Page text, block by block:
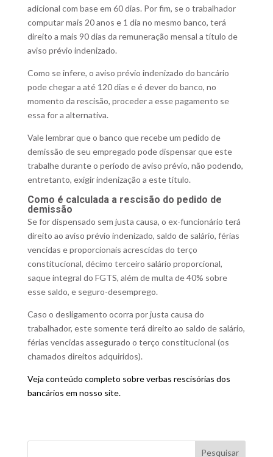
adicional com base em 60 dias. Por fim, se o trabalhador
computar mais 20 anos e 1 dia no mesmo banco, terá
direito a mais 90 dias da remuneração mensal a título de
aviso prévio indenizado.
Como se infere, o aviso prévio indenizado do bancário
pode chegar a até 120 dias e é dever do banco, no
momento da rescisão, proceder a esse pagamento se
essa for a alternativa.
Vale lembrar que o banco que recebe um pedido de
demissão de seu empregado pode dispensar que este
trabalhe durante o período de aviso prévio, não podendo,
entretanto, exigir indenização a este título.
Como é calculada a rescisão do pedido de
demissão
Se for dispensado sem justa causa, o ex-funcionário terá
direito ao aviso prévio indenizado, saldo de salário, férias
vencidas e proporcionais acrescidas do terço
constitucional, décimo terceiro salário proporcional,
saque integral do FGTS, além de multa de 40% sobre
esse saldo, e seguro-desemprego.
Caso o desligamento ocorra por justa causa do
trabalhador, este somente terá direito ao saldo de salário,
férias vencidas assegurado o terço constitucional (os
chamados direitos adquiridos).
Veja conteúdo completo sobre verbas rescisórias dos
bancários em nosso site.